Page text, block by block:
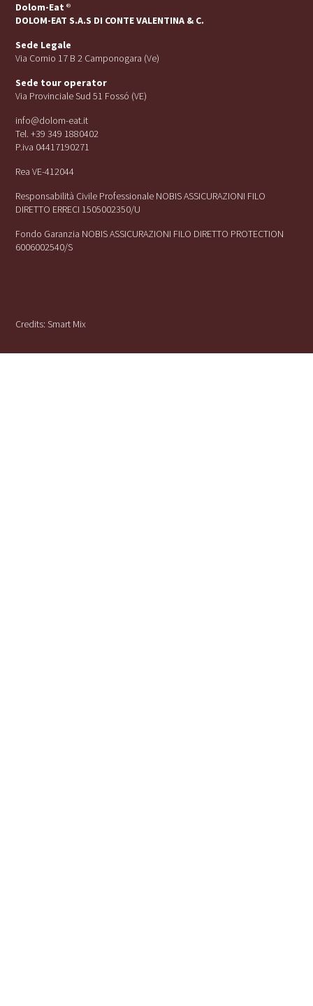
Dolom-Eat ®
DOLOM-EAT S.A.S DI CONTE VALENTINA & C.
Sede Legale
Via Cornio 17 B 2 Camponogara (Ve)
Sede tour operator
Via Provinciale Sud 51 Fossó (VE)
info@dolom-eat.it
Tel. +39 349 1880402
P.iva 04417190271
Rea VE-412044
Responsabilità Civile Professionale NOBIS ASSICURAZIONI FILO
DIRETTO ERRECI 1505002350/U
Fondo Garanzia NOBIS ASSICURAZIONI FILO DIRETTO PROTECTION
6006002540/S
Credits:Smart Mix